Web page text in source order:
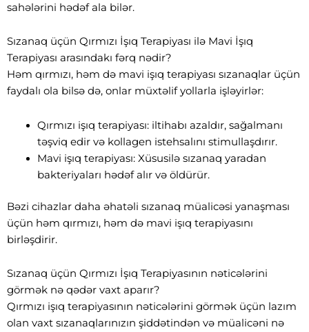
sahələrini hədəf ala bilər.
Sızanaq üçün Qırmızı İşıq Terapiyası ilə Mavi İşıq
Terapiyası arasındakı fərq nədir?
Həm qırmızı, həm də mavi işıq terapiyası sızanaqlar üçün
faydalı ola bilsə də, onlar müxtəlif yollarla işləyirlər:
Qırmızı işıq terapiyası: iltihabı azaldır, sağalmanı
təşviq edir və kollagen istehsalını stimullaşdırır.
Mavi işıq terapiyası: Xüsusilə sızanaq yaradan
bakteriyaları hədəf alır və öldürür.
Bəzi cihazlar daha əhatəli sızanaq müalicəsi yanaşması
üçün həm qırmızı, həm də mavi işıq terapiyasını
birləşdirir.
Sızanaq üçün Qırmızı İşıq Terapiyasının nəticələrini
görmək nə qədər vaxt aparır?
Qırmızı işıq terapiyasının nəticələrini görmək üçün lazım
olan vaxt sızanaqlarınızın şiddətindən və müalicəni nə